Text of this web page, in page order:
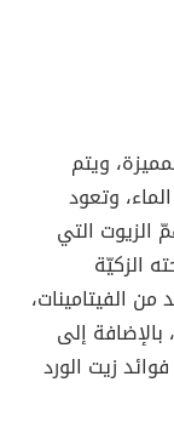
ويتم
وتعود
الزيوت التي
الزكيّة
الفيتامينات،
والعناصر نذكر منها فيتامين أ، وفيتامين E، بالإضافة إلى
زيت الورد